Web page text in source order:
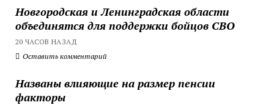
Новгородская и Ленинградская области
объединятся для поддержки бойцов СВО
20 ЧАСОВ НАЗАД
Оставить комментарий
Названы влияющие на размер пенсии
факторы